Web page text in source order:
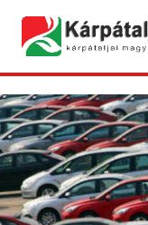
content